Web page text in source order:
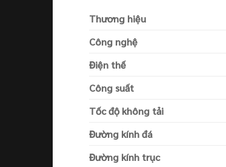
Thương hiệu
Công nghệ
Điện thế
Công suất
Tốc độ không tải
Đường kính đá
Đường kính trục